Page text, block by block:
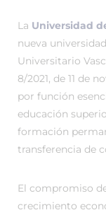
La Universidad
nueva
Universitario
8/2021, de 11 de
por función
educación
formación
transferencia de
El compromiso
crecimiento